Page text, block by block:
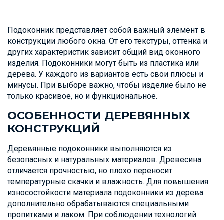
Подоконник представляет собой важный элемент в
конструкции любого окна. От его текстуры, оттенка и
других характеристик зависит общий вид оконного
изделия. Подоконники могут быть из пластика или
дерева. У каждого из вариантов есть свои плюсы и
минусы. При выборе важно, чтобы изделие было не
только красивое, но и функциональное.
ОСОБЕННОСТИ ДЕРЕВЯННЫХ
КОНСТРУКЦИЙ
Деревянные подоконники выполняются из
безопасных и натуральных материалов. Древесина
отличается прочностью, но плохо переносит
температурные скачки и влажность. Для повышения
износостойкости материала подоконники из дерева
дополнительно обрабатываются специальными
пропитками и лаком. При соблюдении технологий